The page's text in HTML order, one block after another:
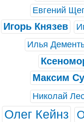
Евгений
Игорь Князев
Илья
Максим
Николай
Олег Кейнз